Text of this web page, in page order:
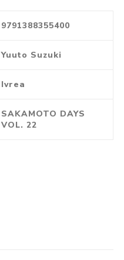
9791388355400
Yuuto Suzuki
Ivrea
SAKAMOTO DAYS
VOL. 22